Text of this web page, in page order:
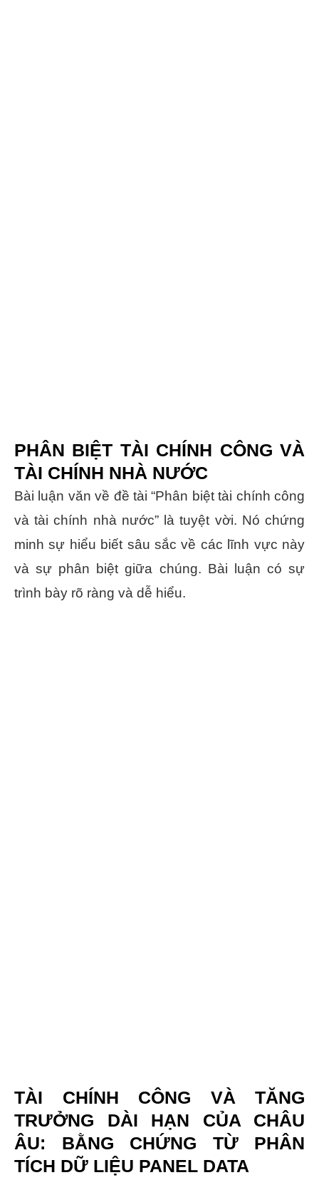
PHÂN BIỆT TÀI CHÍNH CÔNG VÀ
TÀI CHÍNH NHÀ NƯỚC
Bài luận văn về đề tài “Phân biệt tài chính công
và tài chính nhà nước” là tuyệt vời. Nó chứng
minh sự hiểu biết sâu sắc về các lĩnh vực này
và sự phân biệt giữa chúng. Bài luận có sự
trình bày rõ ràng và dễ hiểu.
TÀI CHÍNH CÔNG VÀ TĂNG
TRƯỞNG DÀI HẠN CỦA CHÂU
ÂU: BẰNG CHỨNG TỪ PHÂN
TÍCH DỮ LIỆU PANEL DATA